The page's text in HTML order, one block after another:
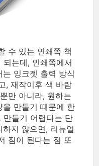
수 있는 인쇄쪽 책
는데, 인쇄쪽에서
잉크젯 출력 방식
, 재작이후 색 바람
만 아니라, 원하는
을 만들기 때문에 한
만들기 어렵다는 단
지 않으면, 리뉴얼
짐이 된다는 점 또